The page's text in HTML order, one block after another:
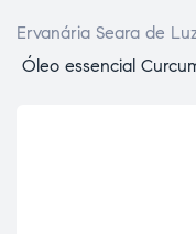
Ervanária Seara de
Óleo essencial